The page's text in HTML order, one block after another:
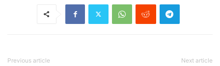
Previous article Next article